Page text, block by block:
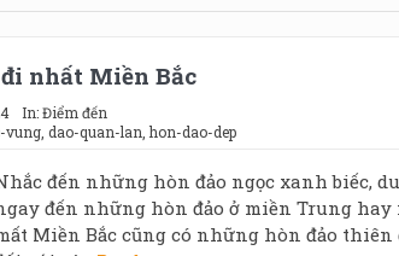
nhất Miền Bắc
In:Điểm đến
vung, dao-quan-lan hon-dao-dep
đến những hòn đảo ngọc xanh biếc,
đến những hòn đảo ở miền Trung hay
Miền Bắc cũng có những hòn đảo